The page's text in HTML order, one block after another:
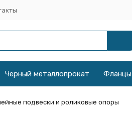
Черный металлопрокат Фланцы
подвески и роликовые опоры